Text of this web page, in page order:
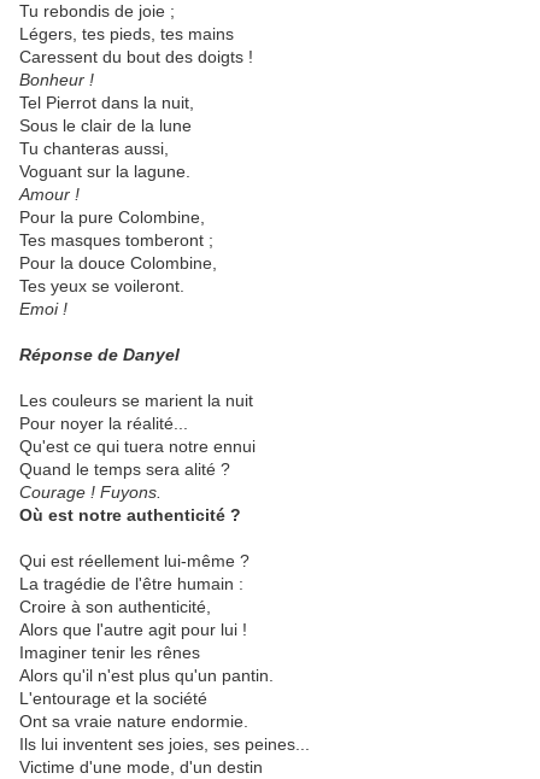
Tu rebondis de joie ;
Légers, tes pieds, tes mains
Caressent du bout des doigts !
Bonheur !
Tel Pierrot dans la nuit,
Sous le clair de la lune
Tu chanteras aussi,
Voguant sur la lagune.
Amour !
Pour la pure Colombine,
Tes masques tomberont ;
Pour la douce Colombine,
Tes yeux se voileront.
Emoi !
Réponse de Danyel
Les couleurs se marient la nuit
Pour noyer la réalité...
Qu'est ce qui tuera notre ennui
Quand le temps sera alité ?
Courage ! Fuyons.
Où est notre authenticité ?
Qui est réellement lui-même ?
La tragédie de l'être humain :
Croire à son authenticité,
Alors que l'autre agit pour lui !
Imaginer tenir les rênes
Alors qu'il n'est plus qu'un pantin.
L'entourage et la société
Ont sa vraie nature endormie.
Ils lui inventent ses joies, ses peines...
Victime d'une mode, d'un destin